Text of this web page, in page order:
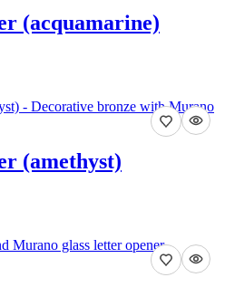
(acquamarine)
(amethyst)